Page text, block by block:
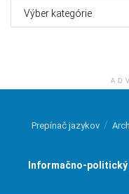
Prepínač jazykov
Informačno-